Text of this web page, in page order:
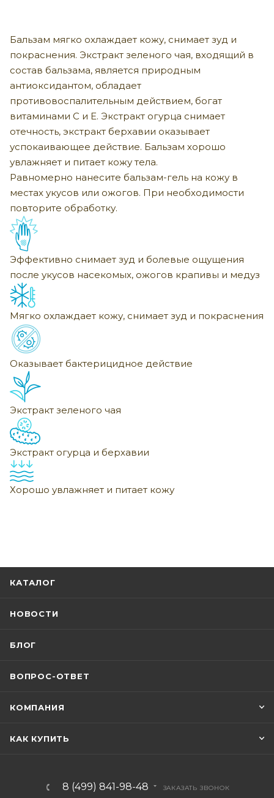
Бальзам мягко охлаждает кожу, снимает зуд и
покраснения. Экстракт зеленого чая, входящий в
состав бальзама, является природным
антиоксидантом, обладает
противовоспалительным действием, богат
витаминами С и Е. Экстракт огурца снимает
отечность, экстракт берхавии оказывает
успокаивающее действие. Бальзам хорошо
увлажняет и питает кожу тела.
Равномерно нанесите бальзам-гель на кожу в
местах укусов или ожогов. При необходимости
повторите обработку.
Эффективно снимает зуд и болевые ощущения
после укусов насекомых, ожогов крапивы и медуз
Мягко охлаждает кожу, снимает зуд и покраснения
Оказывает бактерицидное действие
Экстракт зеленого чая
Экстракт огурца и берхавии
Хорошо увлажняет и питает кожу
КАТАЛОГ
НОВОСТИ
БЛОГ
ВОПРОС-ОТВЕТ
КОМПАНИЯ
КАК КУПИТЬ
8 (499) 841-98-48 ЗАКАЗАТЬ ЗВОНОК